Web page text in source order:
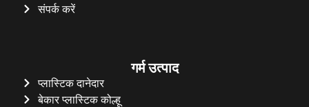
संपर्क करें
गर्म उत्पाद
प्लास्टिक दानेदार
बेकार प्लास्टिक कोल्हू